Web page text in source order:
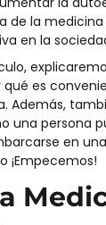
de la
en la
qué es
Además,
una persona
en
¡Empecemos!